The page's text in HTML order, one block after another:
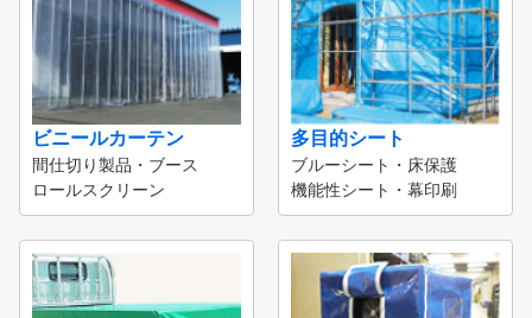
ビニールカーテン
間仕切り製品・ブース
ロールスクリーン
多目的シート
ブルーシート・床保護
機能性シート・幕印刷